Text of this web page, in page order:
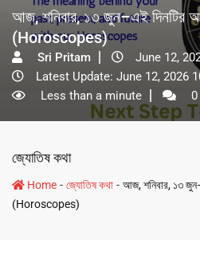
আজ, শনিবার, ১৩ জুন–এই দিনটির
(Horoscopes)
Sri Pritam
June 12,
Latest Update: June 12, 2026
Less than a minute
0
জ্যোতিষ কথা
Home - জ্যোতিষ কথা - আজ, শনিবার, ১৩
(Horoscopes)